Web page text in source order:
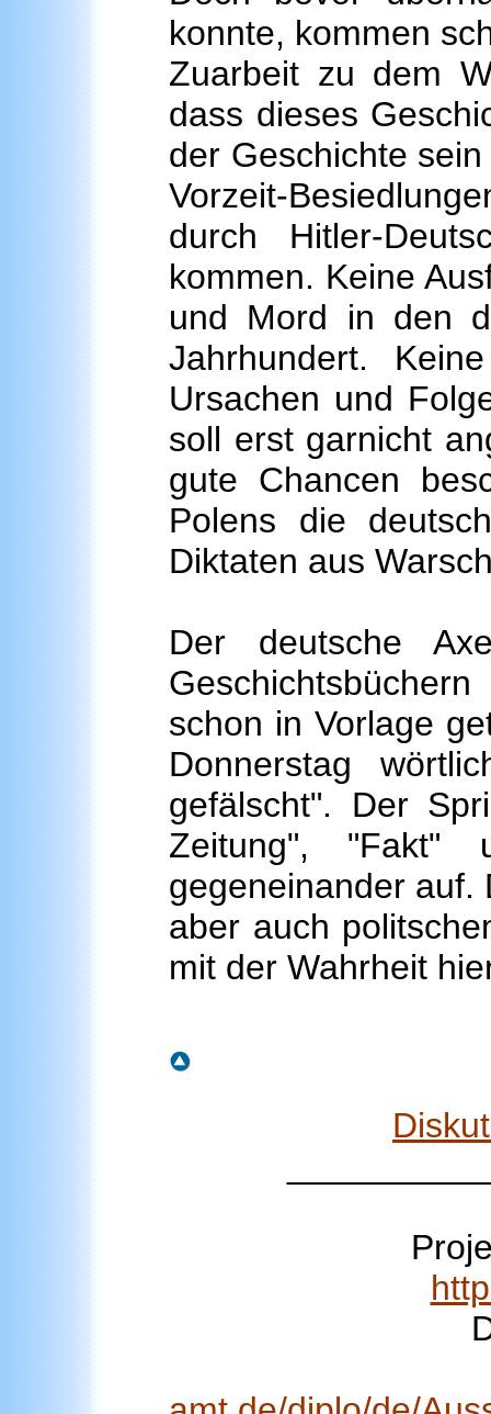
konnte, kommen
Zuarbeit zu dem
dass dieses
der Geschichte
Vorzeit-
durch Hitler-
kommen. Keine
und Mord in den
Jahrhundert.
Ursachen und
soll erst garnicht
gute Chancen
Polens die
Diktaten aus
Der deutsche
schon in Vorlage
Donnerstag
gefälscht". Der
Zeitung", "Fakt"
gegeneinander auf.
aber auch
mit der Wahrheit